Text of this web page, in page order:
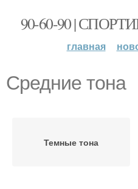
90-60-90 |
главная
Средние тона
Темные тона